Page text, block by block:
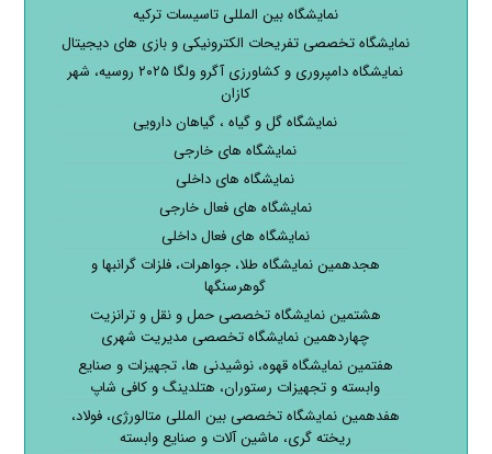
نمایشگاه بین المللی تاسیسات ترکیه
نمایشگاه تخصصی تفریحات الکترونیکی و بازی های دیجیتال
نمایشگاه دامپروری و کشاورزی آگرو ولگا ۲۰۲۵ روسیه، شهر
کازان
نمایشگاه گل و گیاه ، گیاهان دارویی
نمایشگاه های خارجی
نمایشگاه های داخلی
نمایشگاه های فعال خارجی
نمایشگاه های فعال داخلی
هجدهمین نمایشگاه طلا، جواهرات، فلزات گرانبها و
گوهرسنگها
هشتمین نمایشگاه تخصصی حمل و نقل و ترانزیت
چهاردهمین نمایشگاه تخصصی مدیریت شهری
هفتمین نمایشگاه قهوه، نوشیدنی ها، تجهیزات و صنایع
وابسته و تجهیزات رستوران، هتلدینگ و کافی شاپ
هفدهمین نمایشگاه تخصصی بین المللی متالورژی، فولاد،
ریخته گری، ماشین آلات و صنایع وابسته